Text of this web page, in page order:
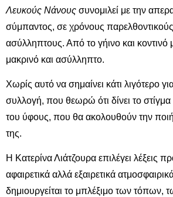
Λευκούς Νάνους συνομιλεί με την
σύμπαντος, σε χρόνους παρελθοντικούς
ασύλληπτους. Από το γήινο και κοντινό
μακρινό και ασύλληπτο.
Χωρίς αυτό να σημαίνει κάτι λιγότερο
συλλογή, που θεωρώ ότι δίνει το στίγμα
του ύφους, που θα ακολουθούν την
της.
Η Κατερίνα Λιάτζουρα επιλέγει λέξεις
αφαιρετικά αλλά εξαιρετικά
δημιουργείται το μπλέξιμο των τόπων,